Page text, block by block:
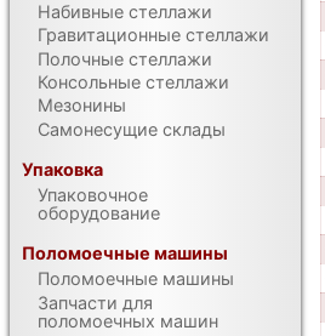
Набивные стеллажи
Гравитационные стеллажи
Полочные стеллажи
Консольные стеллажи
Мезонины
Самонесущие склады
Упаковка
Упаковочное
оборудование
Поломоечные машины
Поломоечные машины
Запчасти для
поломоечных машин